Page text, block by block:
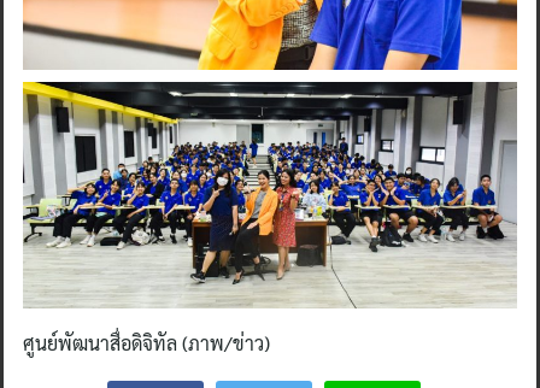
ศูนย์พัฒนาสื่อดิจิทัล (ภาพ/ข่าว)